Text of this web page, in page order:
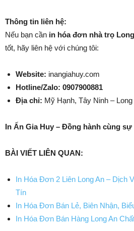
Thông tin liên hệ:
Nếu bạn cần in hóa đơn nhà trọ
tốt, hãy liên hệ với chúng tôi:
Website: inangiahuy.com
Hotline/Zalo: 0907900881
Địa chỉ: Mỹ Hạnh, Tây Ninh – Long
In Ấn Gia Huy – Đồng hành cùng
BÀI VIẾT LIÊN QUAN:
In Hóa Đơn 2 Liên Long An – Dịch
Tín
In Hóa Đơn Bán Lẻ, Biên Nhận,
In Hóa Đơn Bán Hàng Long An